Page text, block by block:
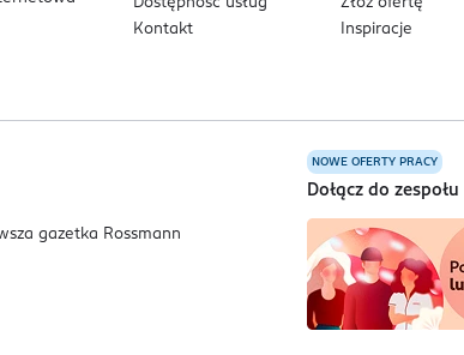
Kontakt
Inspiracje
NOWE OFERTY PRACY
Dołącz do